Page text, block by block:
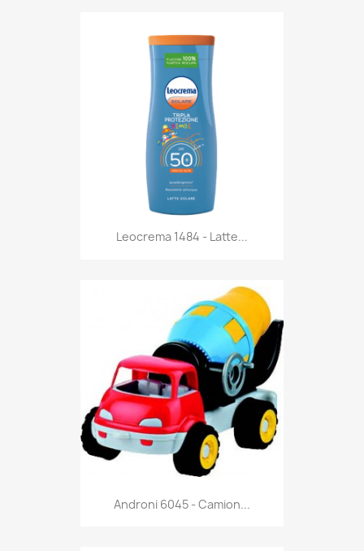
Anteprima
Leocrema 1484 - Latte...
Anteprima
Androni 6045 - Camion...